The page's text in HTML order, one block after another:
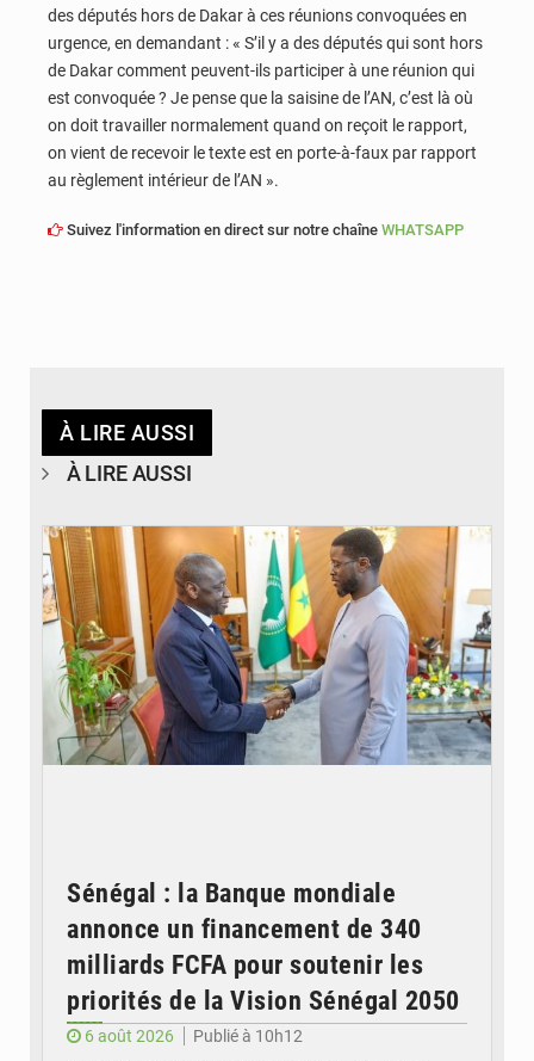
des députés hors de Dakar à ces réunions convoquées en
urgence, en demandant : « S’il y a des députés qui sont hors
de Dakar comment peuvent-ils participer à une réunion qui
est convoquée ? Je pense que la saisine de l’AN, c’est là où
on doit travailler normalement quand on reçoit le rapport,
on vient de recevoir le texte est en porte-à-faux par rapport
au règlement intérieur de l’AN ».
Suivez l'information en direct sur notre chaîne WHATSAPP
À LIRE AUSSI
À LIRE AUSSI
Sénégal : la Banque mondiale
annonce un financement de 340
milliards FCFA pour soutenir les
priorités de la Vision Sénégal 2050
6 août 2026
Publié à 10h12